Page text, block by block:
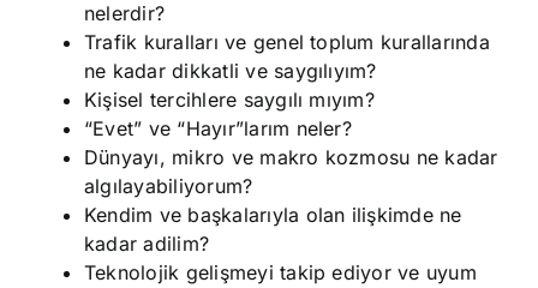
nelerdir?
Trafik kuralları ve genel toplum kurallarında
ne kadar dikkatli ve saygılıyım?
Kişisel tercihlere saygılı mıyım?
“Evet” ve “Hayır”larım neler?
Dünyayı, mikro ve makro kozmosu ne kadar
algılayabiliyorum?
Kendim ve başkalarıyla olan ilişkimde ne
kadar adilim?
Teknolojik gelişmeyi takip ediyor ve uyum